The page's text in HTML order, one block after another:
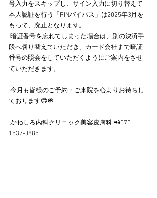
号入力をスキップし、サイン入力に切り替えて
本人認証を行う「PINバイパス」は2025年3月を
もって、廃止となります。
段へ切り替えていただき、カード会社まで暗証
番号の照会をしていただくようにご案内をさせ
ていただきます。
ております😌☘️
かねしろ内科クリニック美容皮膚科 📲070-
1537-0885